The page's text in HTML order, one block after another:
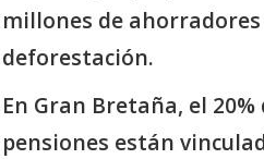
millones de
deforestación.
En Gran Bretaña, el
pensiones están